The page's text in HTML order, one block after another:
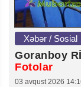
Xəbər / Sosial
Goranboy
Fotolar
03 avqust 2026